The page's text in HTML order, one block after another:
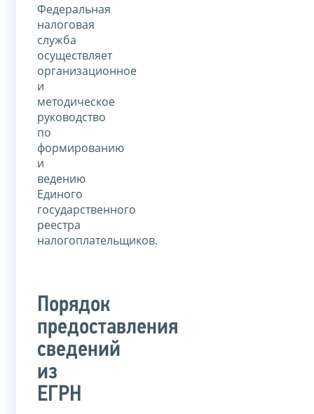
Федеральная
налоговая
служба
осуществляет
организационное
и
методическое
руководство
по
формированию
и
ведению
Единого
государственного
реестра
налогоплательщиков.
Порядок
предоставления
сведений
из
ЕГРН